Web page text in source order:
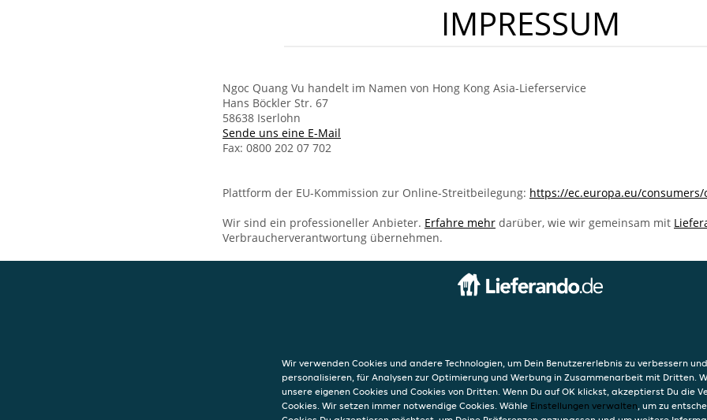
IMPRESSUM
Ngoc Quang Vu handelt im Namen von Hong Kong Asia-Lieferservice
Hans Böckler Str. 67
58638 Iserlohn
Sende uns eine E-Mail
Fax: 0800 202 07 702
Plattform der EU-Kommission zur Online-Streitbeilegung: https://ec.europa.eu/
Wir sind ein professioneller Anbieter. Erfahre mehr darüber, wie wir gemeinsam mit
Verbraucherverantwortung übernehmen.
Hans Böckler Str. 67
58638 Iserlohn
Wir verwenden Cookies und andere Technologien, um Dein Benutzererlebnis zu verbessern
personalisieren, für Analysen zur Optimierung und Werbung in Zusammenarbeit mit Dritten.
unsere eigenen Cookies und Cookies von Dritten. Wenn Du auf OK klickst, akzeptierst Du die
Cookies. Wir setzen immer notwendige Cookies. Wähle Einstellungen verwalten, um zu